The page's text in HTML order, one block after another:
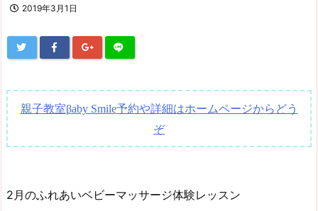
2019年3月1日
親子教室βaby Smile予約や詳細はホームページからどう
ぞ
2月のふれあいベビーマッサージ体験レッスン